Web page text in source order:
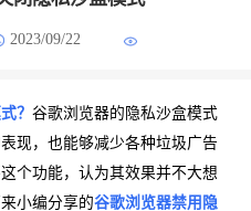
2023/09/22
？ 谷歌浏览器的隐私沙盒模式
现，也能够减少各种垃圾广告
个功能，认为其效果并不大想
小编分享的谷歌浏览器禁用隐